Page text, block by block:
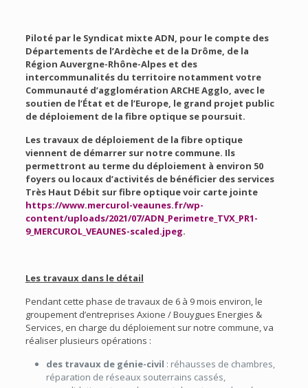
Piloté par le Syndicat mixte ADN, pour le compte des
Départements de l’Ardèche et de la Drôme, de la
Région Auvergne-Rhône-Alpes et des
intercommunalités du territoire notamment votre
Communauté d’agglomération ARCHE Agglo, avec le
soutien de l’État et de l’Europe, le grand projet public
de déploiement de la fibre optique se poursuit.
Les travaux de déploiement de la fibre optique
viennent de démarrer sur notre commune. Ils
permettront au terme du déploiement à environ 50
foyers ou locaux d’activités de bénéficier des services
Très Haut Débit sur fibre optique voir carte jointe
https://www.mercurol-veaunes.fr/wp-
content/uploads/2021/07/ADN_Perimetre_TVX_PR1-
9_MERCUROL_VEAUNES-scaled.jpeg.
Les travaux dans le détail
Pendant cette phase de travaux de 6 à 9 mois environ, le
groupement d’entreprises Axione / Bouygues Energies &
Services, en charge du déploiement sur notre commune, va
réaliser plusieurs opérations :
des travaux de génie-civil : réhausses de chambres,
réparation de réseaux souterrains cassés,